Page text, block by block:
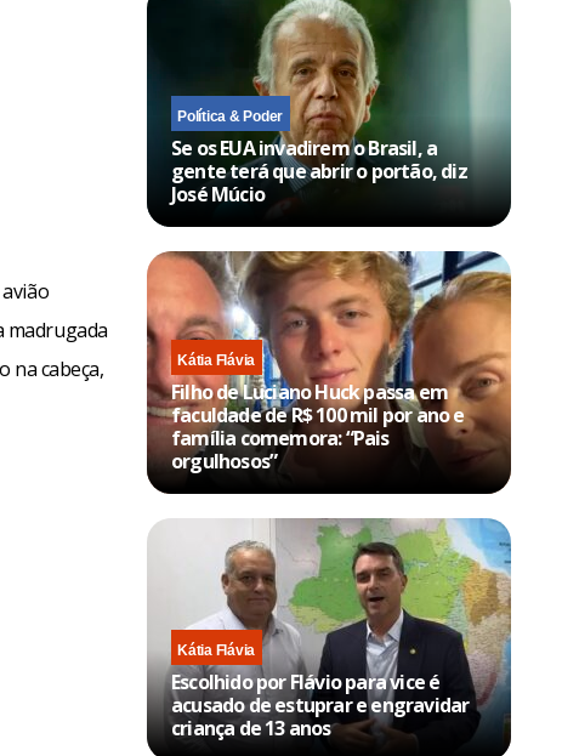
madrugada
na cabeça,
Política & Poder
Se os EUA invadirem o Brasil, a
gente terá que abrir o portão, diz
José Múcio
Kátia Flávia
Filho de Luciano Huck passa em
faculdade de R$ 100 mil por ano e
família comemora: “Pais
orgulhosos”
Kátia Flávia
Escolhido por Flávio para vice é
acusado de estuprar e engravidar
criança de 13 anos